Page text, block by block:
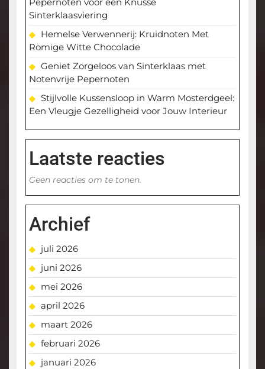
Pepernoten voor een Knusse
Sinterklaasviering
Hemelse Verwennerij: Kruidnoten Met
Romige Witte Chocolade
Geniet Zorgeloos van Sinterklaas met
Notenvrije Pepernoten
Stijlvolle Kussensloop in Warm Mosterdgeel:
Een Vleugje Gezelligheid voor Jouw Interieur
Laatste reacties
Geen reacties om te tonen.
Archief
juli 2026
juni 2026
mei 2026
april 2026
maart 2026
februari 2026
januari 2026